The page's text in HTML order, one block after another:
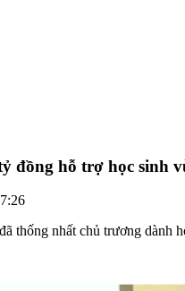
đồng hỗ trợ học sinh
thống nhất chủ trương dành